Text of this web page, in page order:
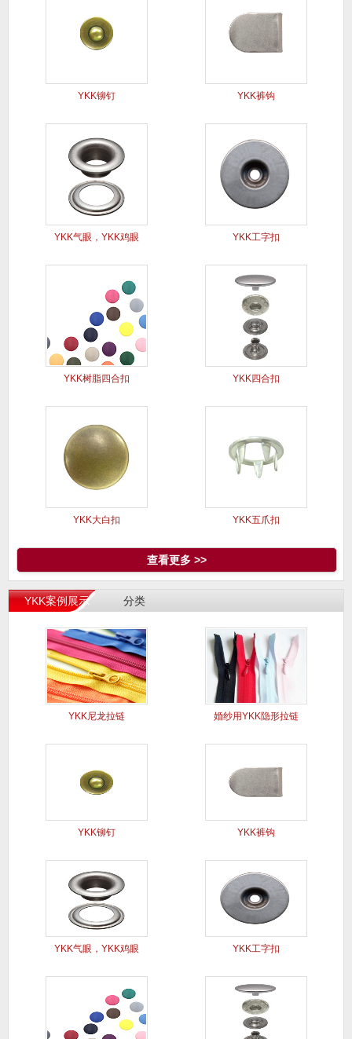
YKK铆钉 YKK裤钩
YKK气眼，YKK鸡眼 YKK工字扣
YKK树脂四合扣 YKK四合扣
YKK大白扣 YKK五爪扣
查看更多 >>
YKK案例展示 分类
YKK尼龙拉链 婚纱用YKK隐形拉链
YKK铆钉 YKK裤钩
YKK气眼，YKK鸡眼 YKK工字扣